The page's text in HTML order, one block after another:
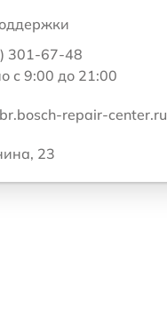
301-67-48
с 9:00 до 21:00
repair-center.ru
23